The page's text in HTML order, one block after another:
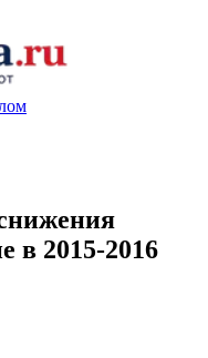
в 2015-2016